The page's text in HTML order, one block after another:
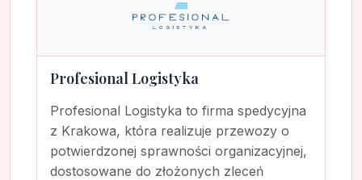
Profesional Logistyka
Profesional Logistyka to firma spedycyjna
z Krakowa, która realizuje przewozy o
potwierdzonej sprawności organizacyjnej,
dostosowane do złożonych zleceń